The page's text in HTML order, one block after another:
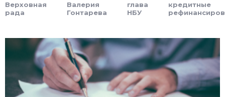
Верховная
рада
Валерия
Гонтарева
глава
НБУ
кредитные